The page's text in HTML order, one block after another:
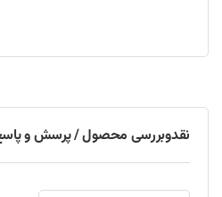
استفاده کنید.
لینک‌های داخلی
برای خرید انواع دیگر
نقدوبررسی محصول / پرسش و